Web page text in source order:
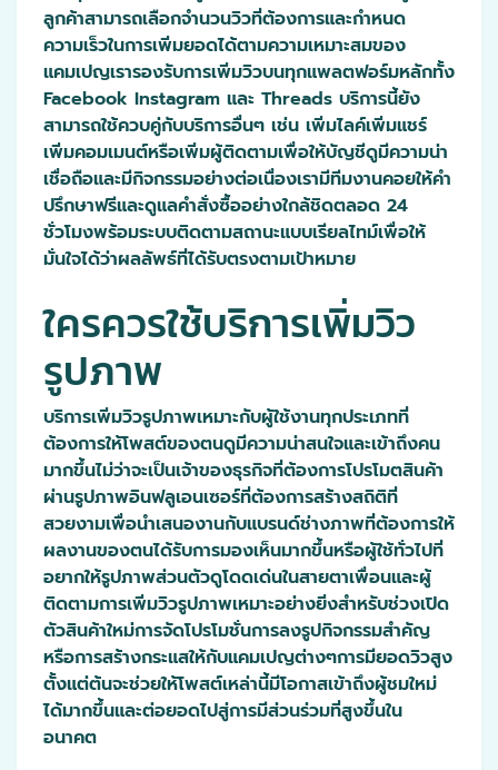
ลูกค้าสามารถเลือกจำนวนวิวที่ต้องการและกำหนด
ความเร็วในการเพิ่มยอดได้ตามความเหมาะสมของ
แคมเปญเรารองรับการเพิ่มวิวบนทุกแพลตฟอร์มหลักทั้ง
Facebook Instagram และ Threads บริการนี้ยัง
สามารถใช้ควบคู่กับบริการอื่นๆ เช่น เพิ่มไลค์เพิ่มแชร์
เพิ่มคอมเมนต์หรือเพิ่มผู้ติดตามเพื่อให้บัญชีดูมีความน่า
เชื่อถือและมีกิจกรรมอย่างต่อเนื่องเรามีทีมงานคอยให้คำ
ปรึกษาฟรีและดูแลคำสั่งซื้ออย่างใกล้ชิดตลอด 24
ชั่วโมงพร้อมระบบติดตามสถานะแบบเรียลไทม์เพื่อให้
มั่นใจได้ว่าผลลัพธ์ที่ได้รับตรงตามเป้าหมาย
ใครควรใช้บริการเพิ่มวิว
รูปภาพ
บริการเพิ่มวิวรูปภาพเหมาะกับผู้ใช้งานทุกประเภทที่
ต้องการให้โพสต์ของตนดูมีความน่าสนใจและเข้าถึงคน
มากขึ้นไม่ว่าจะเป็นเจ้าของธุรกิจที่ต้องการโปรโมตสินค้า
ผ่านรูปภาพอินฟลูเอนเซอร์ที่ต้องการสร้างสถิติที่
สวยงามเพื่อนำเสนองานกับแบรนด์ช่างภาพที่ต้องการให้
ผลงานของตนได้รับการมองเห็นมากขึ้นหรือผู้ใช้ทั่วไปที่
อยากให้รูปภาพส่วนตัวดูโดดเด่นในสายตาเพื่อนและผู้
ติดตามการเพิ่มวิวรูปภาพเหมาะอย่างยิ่งสำหรับช่วงเปิด
ตัวสินค้าใหม่การจัดโปรโมชั่นการลงรูปกิจกรรมสำคัญ
หรือการสร้างกระแสให้กับแคมเปญต่างๆการมียอดวิวสูง
ตั้งแต่ต้นจะช่วยให้โพสต์เหล่านี้มีโอกาสเข้าถึงผู้ชมใหม่
ได้มากขึ้นและต่อยอดไปสู่การมีส่วนร่วมที่สูงขึ้นใน
อนาคต